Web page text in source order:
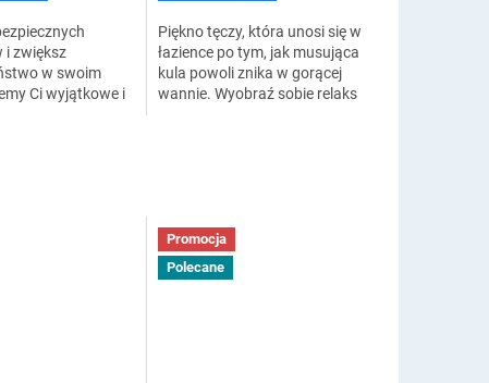
Promocja
Polecane
i zwiększ
w swoim
Ci wyjątkowe i
Piękno tęczy, która unosi się w
łazience po tym, jak musująca
kula powoli znika w gorącej
wannie. Wyobraź sobie relaks